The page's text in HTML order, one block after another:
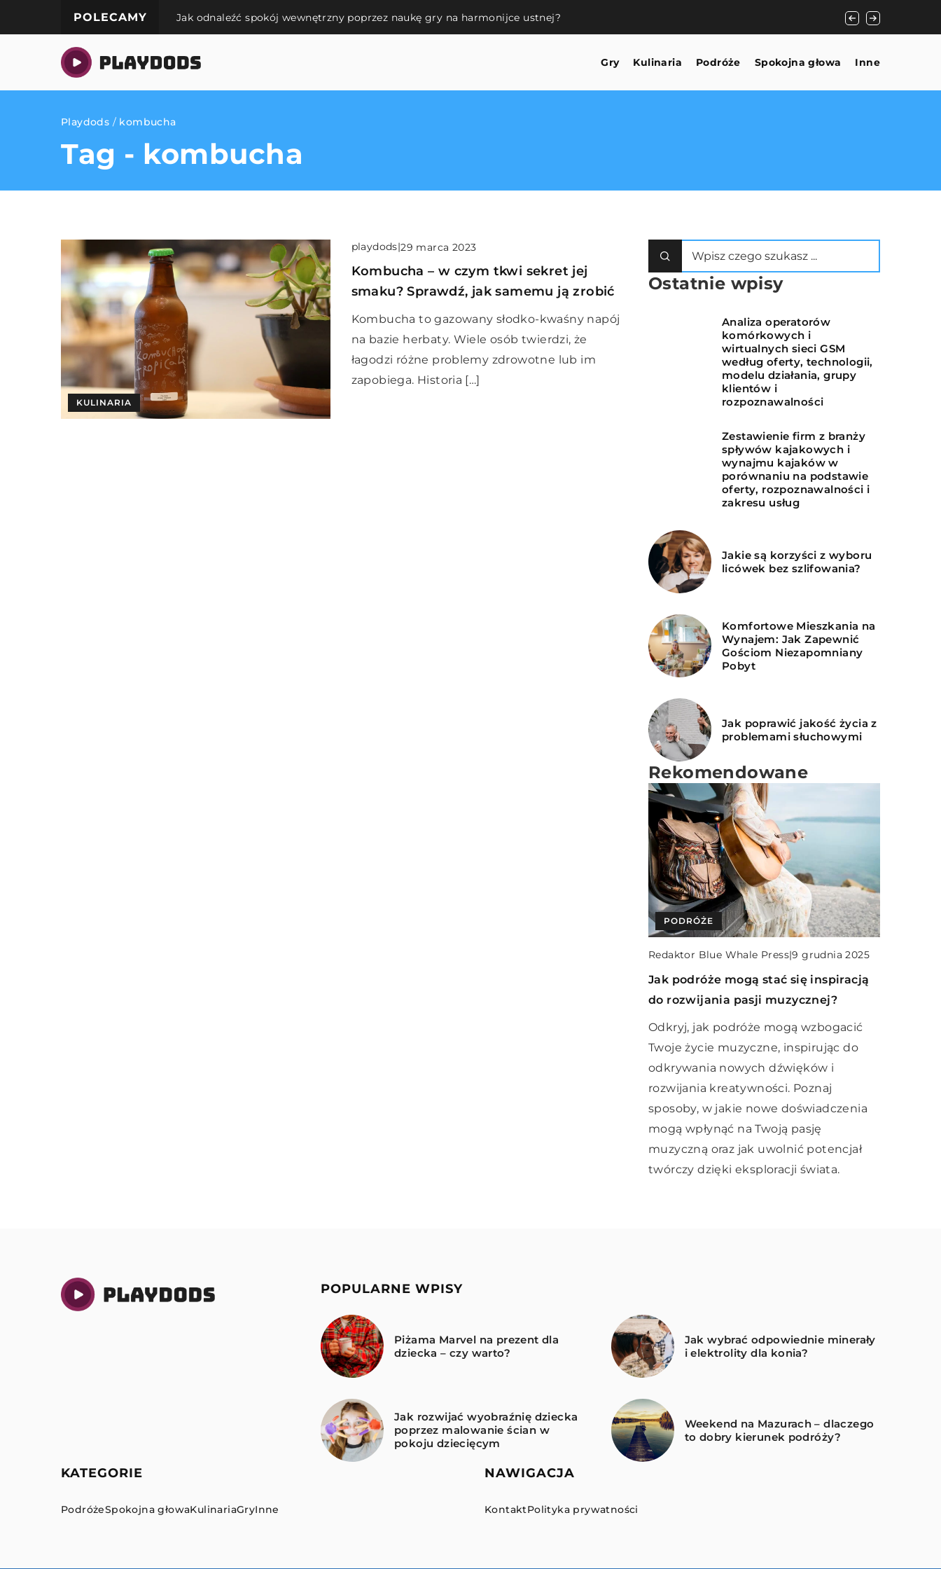
POLECAMY Jak odnaleźć spokój wewnętrzny poprzez naukę gry na harmonijce ustnej? Jakie korzyści
Gry Kulinaria Podróże Spokojna głowa Inne
Playdods / kombucha
Tag - kombucha
KULINARIA
playdods|29 marca 2023
Kombucha – w czym tkwi sekret jej
smaku? Sprawdź, jak samemu ją zrobić
Kombucha to gazowany słodko-kwaśny napój
na bazie herbaty. Wiele osób twierdzi, że
łagodzi różne problemy zdrowotne lub im
zapobiega. Historia […]
Ostatnie wpisy
Analiza operatorów
komórkowych i
wirtualnych sieci GSM
według oferty, technologii,
modelu działania, grupy
klientów i
rozpoznawalności
Zestawienie firm z branży
spływów kajakowych i
wynajmu kajaków w
porównaniu na podstawie
oferty, rozpoznawalności i
zakresu usług
Jakie są korzyści z wyboru
licówek bez szlifowania?
Komfortowe Mieszkania na
Wynajem: Jak Zapewnić
Gościom Niezapomniany
Pobyt
Jak poprawić jakość życia z
problemami słuchowymi
Rekomendowane
INNE
Redaktor Blue Whale Press|
Jak inteligentne instalacje mogą
przyczynić się do oszczędności
energii w twoim domu?
Dowiedz się, jak za pomocą
inteligentnych instalacji można
zoptymalizować zużycie energii w
domu, co przekłada się na realne
oszczędności.
PODRÓŻE
Redaktor Blue Whale Press|9 grudnia 2025
Jak podróże mogą stać się inspiracją
do rozwijania pasji muzycznej?
Odkryj, jak podróże mogą wzbogacić
Twoje życie muzyczne, inspirując do
odkrywania nowych dźwięków i
rozwijania kreatywności. Poznaj
sposoby, w jakie nowe doświadczenia
mogą wpłynąć na Twoją pasję
muzyczną oraz jak uwolnić potencjał
twórczy dzięki eksploracji świata.
KULINARIA
playdods 29 marca 2023
Kombucha – w czym tkwi sekret jej
smaku? Sprawdź, jak samemu ją
zrobić
Kombucha to gazowany słodko-
kwaśny napój na bazie herbaty. Wiele
osób twierdzi, że łagodzi różne
problemy zdrowotne lub im zapobiega.
Historia […]
POPULARNE WPISY
Piżama Marvel na prezent dla
dziecka – czy warto?
Jak wybrać odpowiednie minerały
i elektrolity dla konia?
Jak rozwijać wyobraźnię dziecka
poprzez malowanie ścian w
pokoju dziecięcym
Weekend na Mazurach – dlaczego
to dobry kierunek podróży?
KATEGORIE
PodróżeSpokojna głowaKulinariaGryInne
NAWIGACJA
KontaktPolityka prywatności